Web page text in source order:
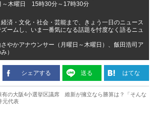
～木曜日 15時30分～17時30分
済・文化・社会・芸能まで、きょう一日のニュース
ームし、いま一番気になる話題を忖度なく語るニュ
さやかアナウンサー（月曜日～木曜日）、飯田浩司ア
）
シェアする 送る はてな
有の大阪4小選挙区議席 維新が擁立なら勝算は？「そんな
元代表